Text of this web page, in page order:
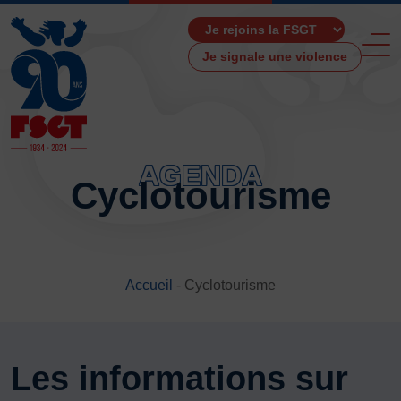
Je signale une violence
Les Boutiques F.S.G.T
Ressources média
AGENDA
Cyclotourisme
Accueil - Cyclotourisme
Les informations sur